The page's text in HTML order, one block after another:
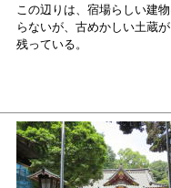
この辺りは、宿場らしい建
らないが、古めかしい土蔵
残っている。